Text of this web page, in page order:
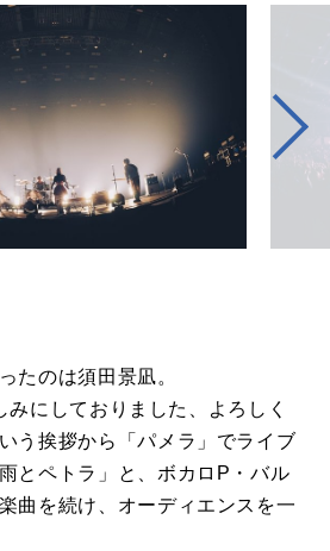
たのは須田景凪。
みにしておりました、よろしく
う挨拶から「パメラ」でライブ
とペトラ」と、ボカロP・バル
曲を続け、オーディエンスを一